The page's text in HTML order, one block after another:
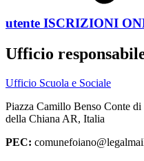
utente ISCRIZIONI
Ufficio
Ufficio Scuola e Sociale
Piazza Camillo Benso Conte
della Chiana AR, Italia
PEC: